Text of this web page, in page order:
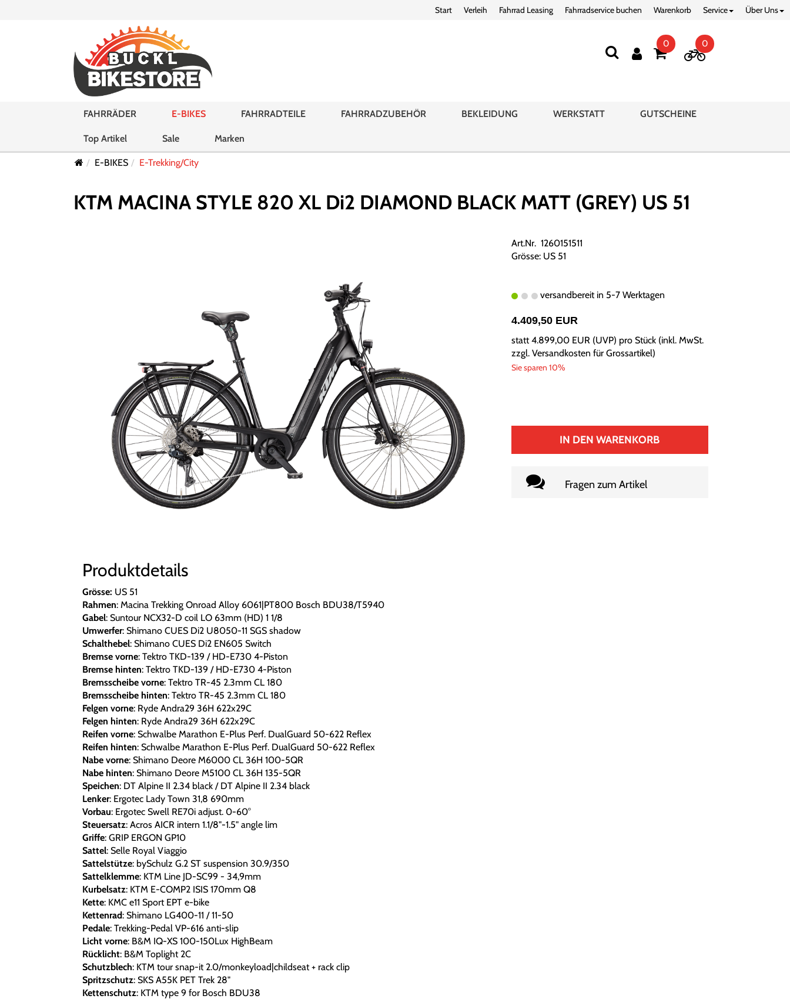
Start Verleih Fahrrad Leasing Fahrradservice buchen Warenkorb Service Über Uns
0 0
FAHRRÄDER E-BIKES FAHRRADTEILE FAHRRADZUBEHÖR BEKLEIDUNG WERKSTATT GUTSCHEINE
Top Artikel Sale Marken
E-BIKES E-Trekking/City
KTM MACINA STYLE 820 XL Di2 DIAMOND BLACK MATT (GREY) US 51
Produktdetails
Grösse: US 51
Rahmen: Macina Trekking Onroad Alloy 6061|PT800 Bosch BDU38/T5940
Gabel: Suntour NCX32-D coil LO 63mm (HD) 1 1/8
Umwerfer: Shimano CUES Di2 U8050-11 SGS shadow
Schalthebel: Shimano CUES Di2 EN605 Switch
Bremse vorne: Tektro TKD-139 / HD-E730 4-Piston
Bremse hinten: Tektro TKD-139 / HD-E730 4-Piston
Bremsscheibe vorne: Tektro TR-45 2.3mm CL 180
Bremsscheibe hinten: Tektro TR-45 2.3mm CL 180
Felgen vorne: Ryde Andra29 36H 622x29C
Felgen hinten: Ryde Andra29 36H 622x29C
Reifen vorne: Schwalbe Marathon E-Plus Perf. DualGuard 50-622 Reflex
Reifen hinten: Schwalbe Marathon E-Plus Perf. DualGuard 50-622 Reflex
Nabe vorne: Shimano Deore M6000 CL 36H 100-5QR
Nabe hinten: Shimano Deore M5100 CL 36H 135-5QR
Speichen: DT Alpine II 2.34 black / DT Alpine II 2.34 black
Lenker: Ergotec Lady Town 31,8 690mm
Vorbau: Ergotec Swell RE70i adjust. 0-60°
Steuersatz: Acros AICR intern 1.1/8"-1.5" angle lim
Griffe: GRIP ERGON GP10
Sattel: Selle Royal Viaggio
Sattelstütze: bySchulz G.2 ST suspension 30.9/350
Sattelklemme: KTM Line JD-SC99 - 34,9mm
Kurbelsatz: KTM E-COMP2 ISIS 170mm Q8
Kette: KMC e11 Sport EPT e-bike
Kettenrad: Shimano LG400-11 / 11-50
Pedale: Trekking-Pedal VP-616 anti-slip
Licht vorne: B&M IQ-XS 100-150Lux HighBeam
Rücklicht: B&M Toplight 2C
Schutzblech: KTM tour snap-it 2.0/monkeyload|childseat + rack clip
Spritzschutz: SKS A55K PET Trek 28"
Kettenschutz: KTM type 9 for Bosch BDU38
Art.Nr. 1260151511
Grösse: US 51
versandbereit in 5-7 Werktagen
4.409,50 EUR
statt4.899,00 EUR(UVP) pro Stück (inkl. MwSt.
zzgl. Versandkosten für Grossartikel)
Sie sparen 10%
IN DEN WARENKORB
Fragen zum Artikel